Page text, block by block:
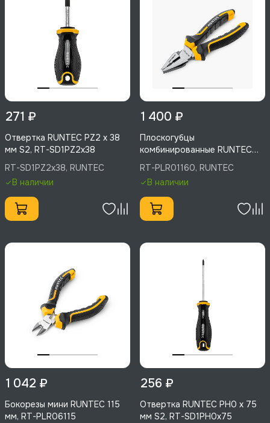
271 ₽
Отвертка RUNTEC PZ2 x 38
мм S2, RT-SD1PZ2x38
RT-SD1PZ2x38, RUNTEC
В наличии
1 400 ₽
Плоскогубцы
комбинированные RUNTEC
160 мм, RT-PLR01160
RT-PLR01160, RUNTEC
В наличии
1 042 ₽
Бокорезы мини RUNTEC 115
мм, RT-PLR06115
256 ₽
Отвертка RUNTEC PH0 x 75
мм S2, RT-SD1PH0x75